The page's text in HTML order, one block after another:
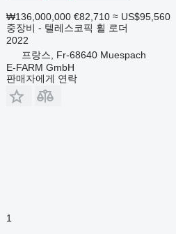
₩136,000,000 €82,710 ≈ US$95,560
중장비 - 텔레스코픽 휠 로더
2022
프랑스, Fr-68640 Muespach
E-FARM GmbH
판매자에게 연락
1